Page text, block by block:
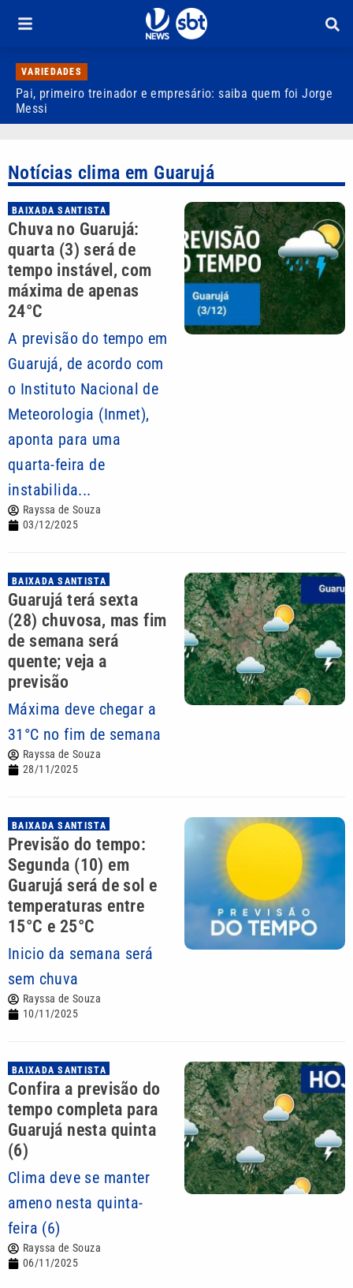
VARIEDADES
Pai, primeiro treinador e empresário: saiba quem foi Jorge
Messi
Notícias clima em Guarujá
BAIXADA SANTISTA
Chuva no Guarujá:
quarta (3) será de
tempo instável, com
máxima de apenas
24°C
A previsão do tempo em
Guarujá, de acordo com
o Instituto Nacional de
Meteorologia (Inmet),
aponta para uma
quarta-feira de
instabilida...
Rayssa de Souza
03/12/2025
BAIXADA SANTISTA
Guarujá terá sexta
(28) chuvosa, mas fim
de semana será
quente; veja a
previsão
Máxima deve chegar a
31°C no fim de semana
Rayssa de Souza
28/11/2025
BAIXADA SANTISTA
Previsão do tempo:
Segunda (10) em
Guarujá será de sol e
temperaturas entre
15°C e 25°C
Inicio da semana será
sem chuva
Rayssa de Souza
10/11/2025
BAIXADA SANTISTA
Confira a previsão do
tempo completa para
Guarujá nesta quinta
(6)
Clima deve se manter
ameno nesta quinta-
feira (6)
Rayssa de Souza
06/11/2025